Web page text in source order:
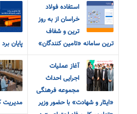
استفاده فولاد
خراسان از به روز
ترین و شفاف
ترین سامانه «تامین کنندگان»
پایان برد
آغاز عملیات
اجرایی احداث
مجموعه فرهنگی
«ایثار و شهادت» با حضور وزیر
مدیریت